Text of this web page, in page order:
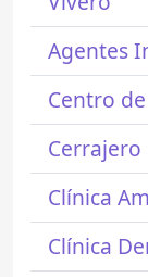
Agentes
Centro
Cerrajero
Clínica
Clínica